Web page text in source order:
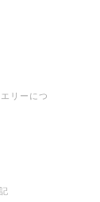
リーにつ